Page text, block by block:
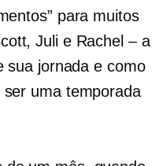
para muitos
Juli e Rachel – a
sua jornada e como
uma temporada